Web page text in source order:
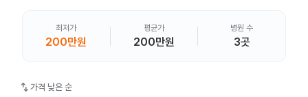
최저가
200만원
평균가
200만원
병원 수
3곳
swap_vert 가격 낮은 순